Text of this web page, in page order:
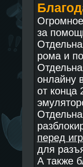
за
рома и
онлайну
от конца
перед
для
А также